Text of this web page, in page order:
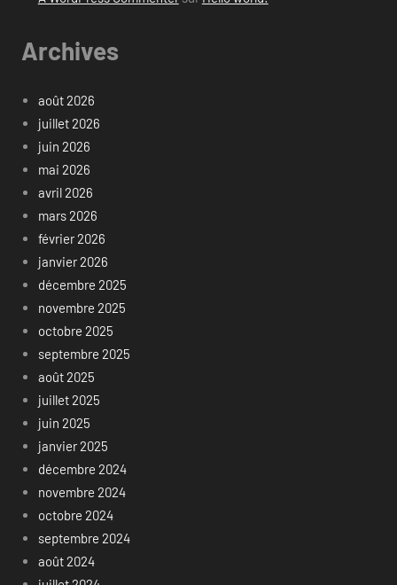
Archives
août 2026
juillet 2026
juin 2026
mai 2026
avril 2026
mars 2026
février 2026
janvier 2026
décembre 2025
novembre 2025
octobre 2025
septembre 2025
août 2025
juillet 2025
juin 2025
janvier 2025
décembre 2024
novembre 2024
octobre 2024
septembre 2024
août 2024